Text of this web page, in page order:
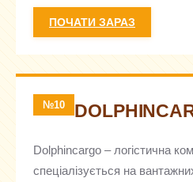
ПОЧАТИ ЗАРАЗ
№10
Dolphincargo – логістична
спеціалізується на